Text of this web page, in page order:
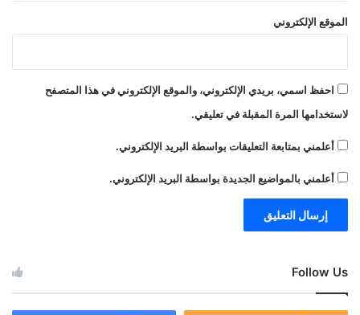
الموقع الإلكتروني
احفظ اسمي، بريدي الإلكتروني، والموقع الإلكتروني في هذا المتصفح
لاستخدامها المرة المقبلة في تعليقي.
أعلمني بمتابعة التعليقات بواسطة البريد الإلكتروني.
أعلمني بالمواضيع الجديدة بواسطة البريد الإلكتروني.
Follow Us